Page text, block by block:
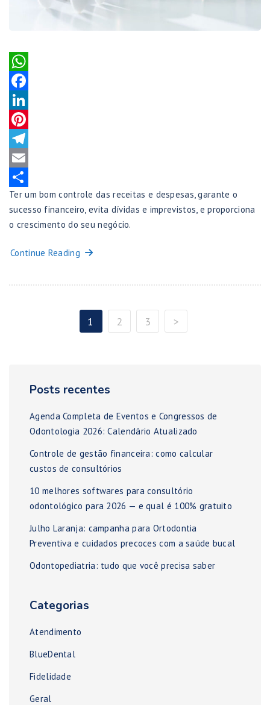
WhatsApp
Facebook
LinkedIn
Pinterest
Telegram
Email
Share
Ter um bom controle das receitas e despesas, garante o
sucesso financeiro, evita dívidas e imprevistos, e proporciona
o crescimento do seu negócio.
Continue Reading
1 2 3 >
Posts recentes
Agenda Completa de Eventos e Congressos de
Odontologia 2026: Calendário Atualizado
Controle de gestão financeira: como calcular
custos de consultórios
10 melhores softwares para consultório
odontológico para 2026 — e qual é 100% gratuito
Julho Laranja: campanha para Ortodontia
Preventiva e cuidados precoces com a saúde bucal
Odontopediatria: tudo que você precisa saber
Categorias
Atendimento
BlueDental
Fidelidade
Geral